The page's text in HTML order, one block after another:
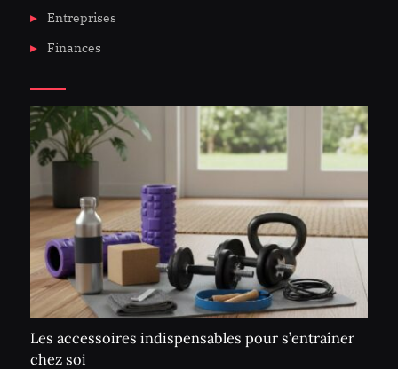
Entreprises
Finances
Les accessoires indispensables pour s’entraîner
chez soi